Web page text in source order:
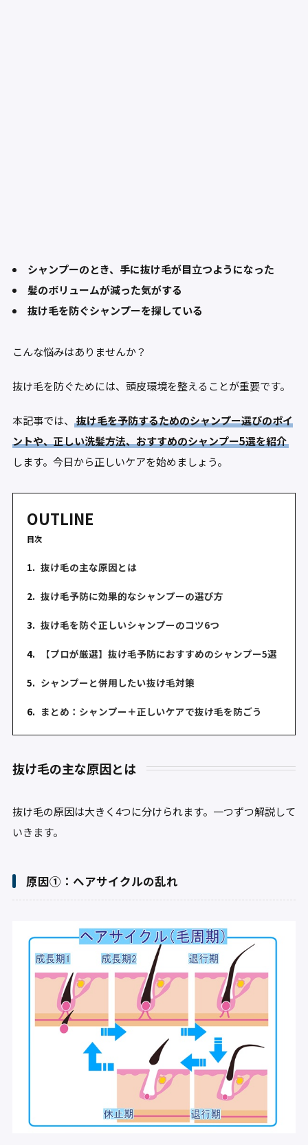
シャンプーのとき、手に抜け毛が目立つようになった
髪のボリュームが減った気がする
抜け毛を防ぐシャンプーを探している
こんな悩みはありませんか？
抜け毛を防ぐためには、頭皮環境を整えることが重要です。
本記事では、
抜け毛を予防するためのシャンプー選びのポイ
ントや、正しい洗髪方法、おすすめのシャンプー5選を紹介
します。今日から正しいケアを始めましょう。
OUTLINE
目次
1. 抜け毛の主な原因とは
2. 抜け毛予防に効果的なシャンプーの選び方
3. 抜け毛を防ぐ正しいシャンプーのコツ6つ
4. 【プロが厳選】抜け毛予防におすすめのシャンプー5選
5. シャンプーと併用したい抜け毛対策
6. まとめ：シャンプー＋正しいケアで抜け毛を防ごう
抜け毛の主な原因とは
抜け毛の原因は大きく4つに分けられます。一つずつ解説して
いきます。
原因①：ヘアサイクルの乱れ